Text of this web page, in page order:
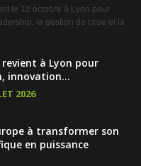
le 12 octobre à Lyon pour
la gestion de crise et la
à Lyon pour
innovation...
2026
à transformer son
en puissance